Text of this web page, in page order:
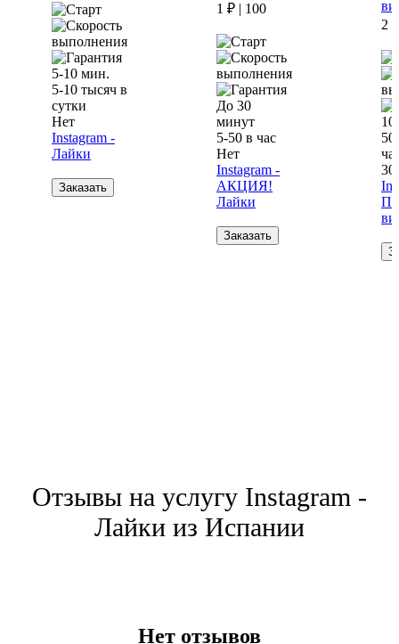
5-10 мин.
5-10 тысяч в
сутки
Нет
Instagram -
Лайки
Заказать
1 ₽ | 100
До 30
минут
5-50 в час
Нет
Instagram -
АКЦИЯ!
Лайки
Заказать
2
50
30
Отзывы на услугу Instagram -
Лайки из Испании
Нет отзывов